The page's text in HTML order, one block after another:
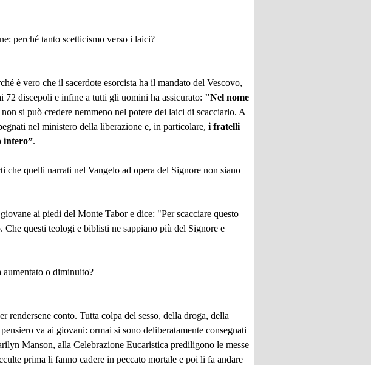
perché tanto scetticismo verso i laici?
è vero che il sacerdote esorcista ha il mandato del Vescovo,
discepoli e infine a tutti gli uomini ha assicurato: "Nel nome
si può credere nemmeno nel potere dei laici di scacciarlo. A
nel ministero della liberazione e, in particolare, i fratelli
intero”.
quelli narrati nel Vangelo ad opera del Signore non siano
ai piedi del Monte Tabor e dice: "Per scacciare questo
questi teologi e biblisti ne sappiano più del Signore e
aumentato o diminuito?
rendersene conto. Tutta colpa del sesso, della droga, della
va ai giovani: ormai si sono deliberatamente consegnati
Manson, alla Celebrazione Eucaristica prediligono le messe
prima li fanno cadere in peccato mortale e poi li fa andare